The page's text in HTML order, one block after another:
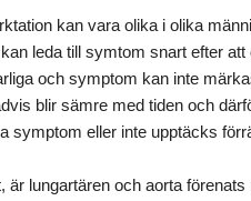
kan vara olika i olika
leda till symtom snart efter
och symptom kan inte
blir sämre med tiden och
symptom eller inte upptäcks
är lungartären och aorta